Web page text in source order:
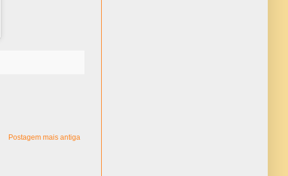
Postagem mais antiga